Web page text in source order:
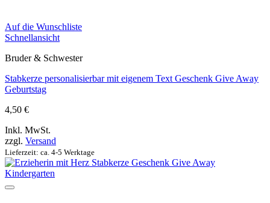
Auf die Wunschliste
Schnellansicht
Bruder & Schwester
Stabkerze personalisierbar mit eigenem Text Geschenk Give Away
Geburtstag
4,50 €
Inkl. MwSt.
zzgl. Versand
Lieferzeit: ca. 4-5 Werktage